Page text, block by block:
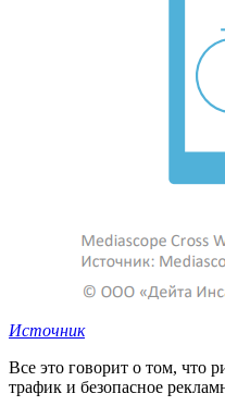
Источник
Все это говорит о том, что
трафик и безопасное